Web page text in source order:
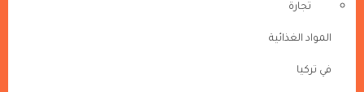
تجارة
المواد الغذائية
في تركيا